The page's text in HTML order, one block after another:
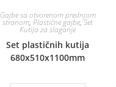
Gajbe sa otvorenom prednjom
stranom, Plastične gajbe,Set
Kutija za slaganje
Set plastičnih kutija
680x510x1100mm